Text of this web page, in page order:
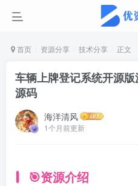
首页 资源分享 技术分享 正文
车辆上牌登记系统开源
源码
海洋清风
1个月前更新
🎯资源介绍